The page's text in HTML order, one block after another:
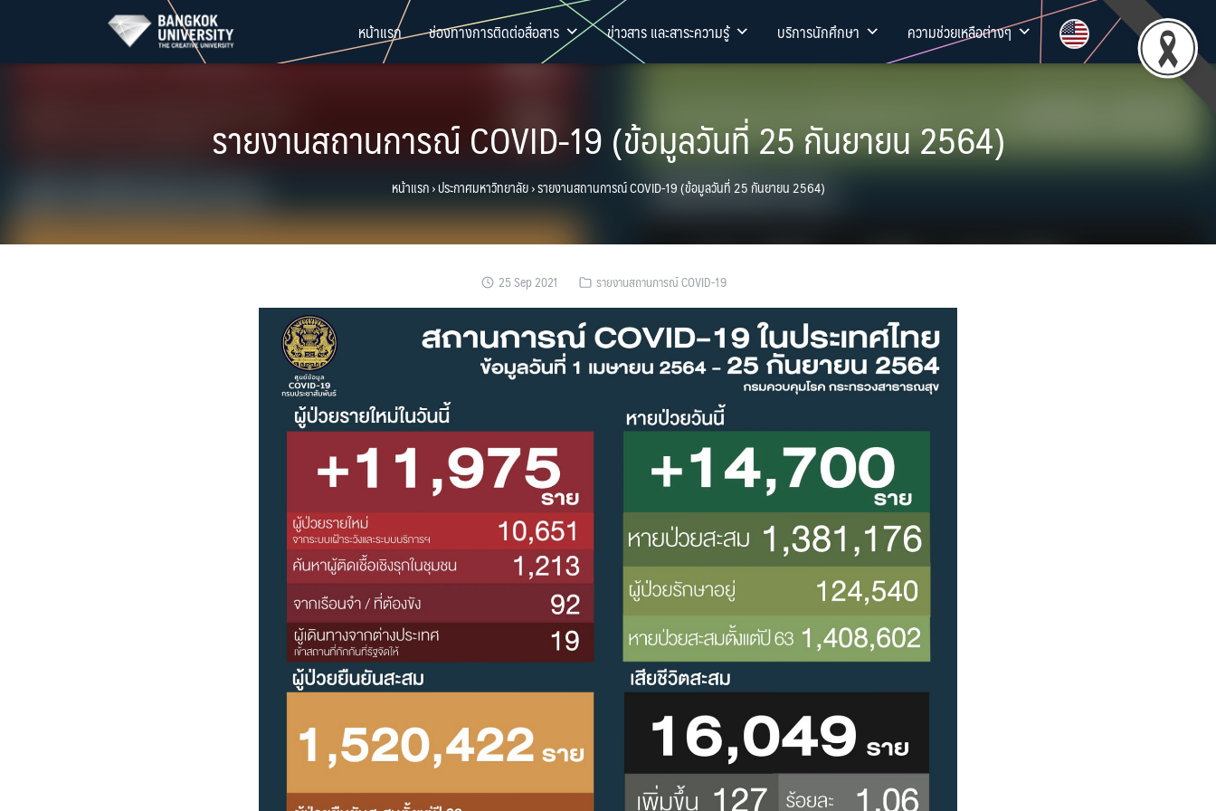
content
หน้าแรก ช่องทางการติดต่อสื่อสาร ข่าวสาร และสาระความรู้ บริการนักศึกษา ความช่วยเหลือต่างๆ
Search
รายงานสถานการณ์ COVID-19 (ข้อมูลวันที่ 25 กันยายน 2564)
หน้าแรก›ประกาศมหาวิทยาลัย›รายงานสถานการณ์ COVID-19 (ข้อมูลวันที่ 25 กันยายน 2564)
25 Sep 2021 รายงานสถานการณ์ COVID-19